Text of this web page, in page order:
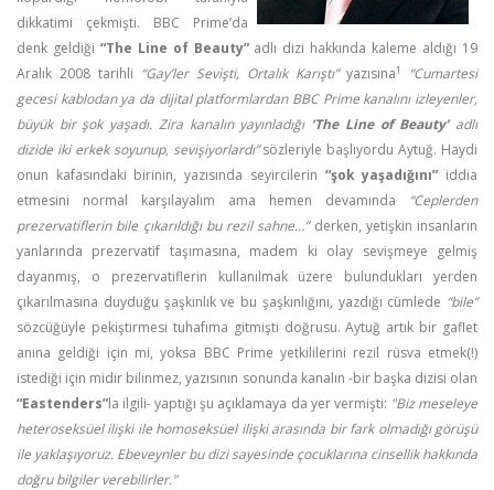
dikkatimi çekmişti. BBC Prime’da
denk geldiği “The Line of Beauty”adlı dizi hakkında kaleme aldığı 19
Aralık 2008 tarihli “Gay’ler Sevişti, Ortalık Karıştı”yazısına1 “Cumartesi
gecesi kablodan ya da dijital platformlardan BBC Prime kanalını izleyenler,
büyük bir şok yaşadı. Zira kanalın yayınladığı ‘The Line of Beauty’ adlı
dizide iki erkek soyunup, sevişiyorlardı”sözleriyle başlıyordu Aytuğ. Haydi
onun kafasındaki birinin, yazısında seyircilerin “şok yaşadığını” iddia
etmesini normal karşılayalım ama hemen devamında
“Ceplerden
prezervatiflerin bile çıkarıldığı bu rezil sahne…”derken, yetişkin insanların
yanlarında prezervatif taşımasına, madem ki olay sevişmeye gelmiş
dayanmış, o prezervatiflerin kullanılmak üzere bulundukları yerden
çıkarılmasına duyduğu şaşkınlık ve bu şaşkınlığını, yazdığı cümlede “bile”
sözcüğüyle pekiştirmesi tuhafıma gitmişti doğrusu. Aytuğ artık bir gaflet
anına geldiği için mi, yoksa BBC Prime yetkililerini rezil rüsva etmek(!)
istediği için midir bilinmez, yazısının sonunda kanalın -bir başka dizisi olan
“Eastenders”la ilgili- yaptığı şu açıklamaya da yer vermişti: "Biz meseleye
heteroseksüel ilişki ile homoseksüel ilişki arasında bir fark olmadığı görüşü
ile yaklaşıyoruz. Ebeveynler bu dizi sayesinde çocuklarına cinsellik hakkında
doğru bilgiler verebilirler."